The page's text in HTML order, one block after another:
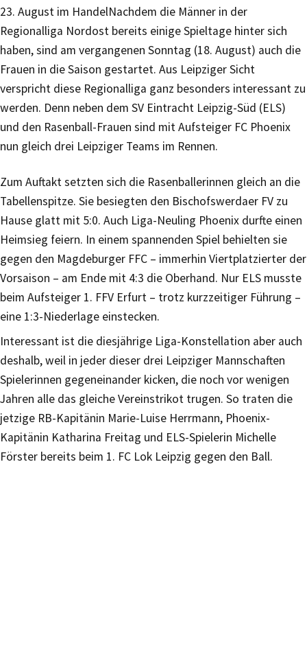
23. August im HandelNachdem die Männer in der
Regionalliga Nordost bereits einige Spieltage hinter sich
haben, sind am vergangenen Sonntag (18. August) auch die
Frauen in die Saison gestartet. Aus Leipziger Sicht
verspricht diese Regionalliga ganz besonders interessant zu
werden. Denn neben dem SV Eintracht Leipzig-Süd (ELS)
und den Rasenball-Frauen sind mit Aufsteiger FC Phoenix
nun gleich drei Leipziger Teams im Rennen.
Zum Auftakt setzten sich die Rasenballerinnen gleich an die
Tabellenspitze. Sie besiegten den Bischofswerdaer FV zu
Hause glatt mit 5:0. Auch Liga-Neuling Phoenix durfte einen
Heimsieg feiern. In einem spannenden Spiel behielten sie
gegen den Magdeburger FFC – immerhin Viertplatzierter der
Vorsaison – am Ende mit 4:3 die Oberhand. Nur ELS musste
beim Aufsteiger 1. FFV Erfurt – trotz kurzzeitiger Führung –
eine 1:3-Niederlage einstecken.
Interessant ist die diesjährige Liga-Konstellation aber auch
deshalb, weil in jeder dieser drei Leipziger Mannschaften
Spielerinnen gegeneinander kicken, die noch vor wenigen
Jahren alle das gleiche Vereinstrikot trugen. So traten die
jetzige RB-Kapitänin Marie-Luise Herrmann, Phoenix-
Kapitänin Katharina Freitag und ELS-Spielerin Michelle
Förster bereits beim 1. FC Lok Leipzig gegen den Ball.